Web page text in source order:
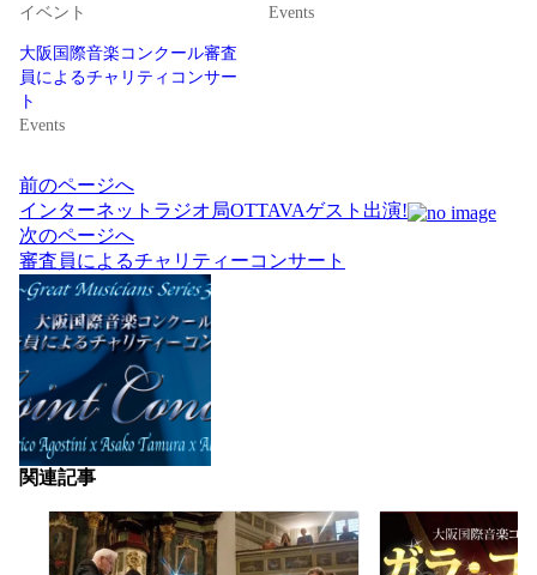
イベント
Events
大阪国際音楽コンクール審査
員によるチャリティコンサー
ト
Events
投
稿
ナ
ビ
ゲ
シ
ョ
ン
前のページへ
インターネットラジオ局OTTAVAゲスト出演!
次のページへ
審査員によるチャリティーコンサート
関連記事